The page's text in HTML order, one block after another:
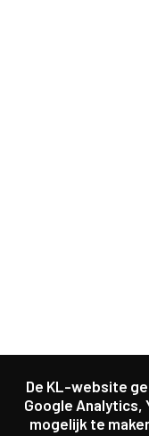
De KL-website
Google Analytics,
mogelijk te